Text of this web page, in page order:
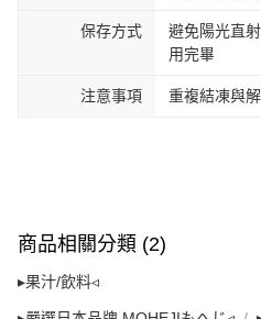
保存方式
避免陽光直
用完畢
注意事項 重複結凍與
商品相關分類 (2)
▸果汁/飲料◃